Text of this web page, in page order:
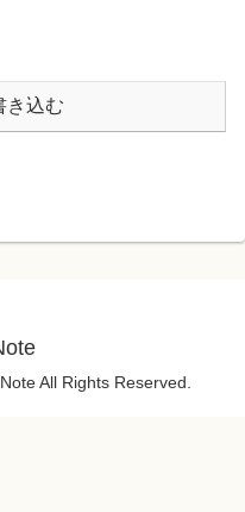
き込む
All Rights Reserved.